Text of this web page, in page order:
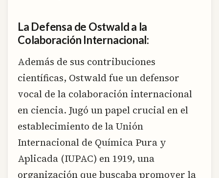
La Defensa de Ostwald a la
Colaboración Internacional:
Además de sus contribuciones
científicas, Ostwald fue un defensor
vocal de la colaboración internacional
en ciencia. Jugó un papel crucial en el
establecimiento de la Unión
Internacional de Química Pura y
Aplicada (IUPAC) en 1919, una
organización que buscaba promover la